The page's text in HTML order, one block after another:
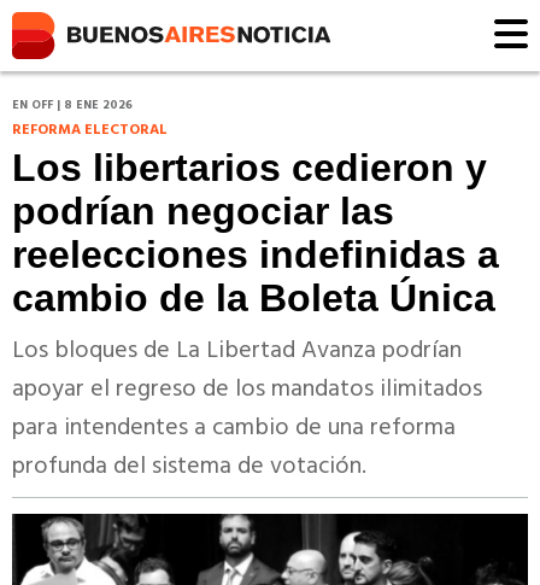
EN OFF | 8 ENE 2026
REFORMA ELECTORAL
Los libertarios cedieron y
podrían negociar las
reelecciones indefinidas a
cambio de la Boleta Única
Los bloques de La Libertad Avanza podrían
apoyar el regreso de los mandatos ilimitados
para intendentes a cambio de una reforma
profunda del sistema de votación.